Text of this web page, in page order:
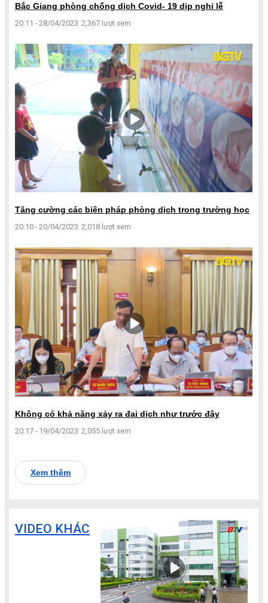
Bắc Giang phòng chống dịch Covid- 19 dịp nghỉ lễ
20:11 - 28/04/2023 2,367 lượt xem
Tăng cường các biện pháp phòng dịch trong trường học
20:10 - 20/04/2023 2,018 lượt xem
Không có khả năng xảy ra đại dịch như trước đây
20:17 - 19/04/2023 2,055 lượt xem
Xem thêm
VIDEO KHÁC